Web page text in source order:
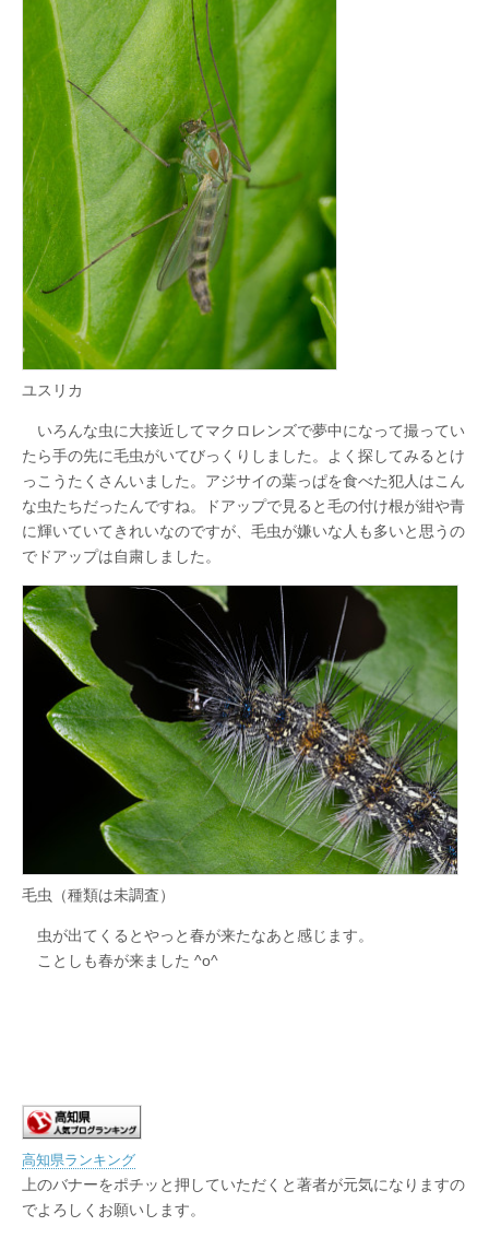
ユスリカ
いろんな虫に大接近してマクロレンズで夢中になって撮ってい
たら手の先に毛虫がいてびっくりしました。よく探してみるとけ
っこうたくさんいました。アジサイの葉っぱを食べた犯人はこん
な虫たちだったんですね。ドアップで見ると毛の付け根が紺や青
に輝いていてきれいなのですが、毛虫が嫌いな人も多いと思うの
でドアップは自粛しました。
毛虫（種類は未調査）
虫が出てくるとやっと春が来たなあと感じます。
ことしも春が来ました ^o^
高知県ランキング
上のバナーをポチッと押していただくと著者が元気になりますの
でよろしくお願いします。